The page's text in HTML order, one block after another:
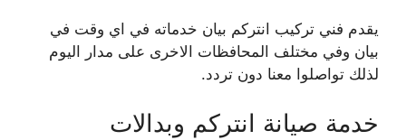
يقدم فني تركيب انتركم بيان خدماته في اي وقت في
بيان وفي مختلف المحافظات الاخرى على مدار اليوم
لذلك تواصلوا معنا دون تردد.
خدمة صيانة انتركم وبدالات